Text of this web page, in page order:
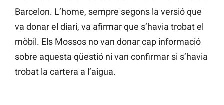
Barcelon. L’home, sempre segons la versió que
va donar el diari, va afirmar que s’havia trobat el
mòbil. Els Mossos no van donar cap informació
sobre aquesta qüestió ni van confirmar si s’havia
trobat la cartera a l’aigua.